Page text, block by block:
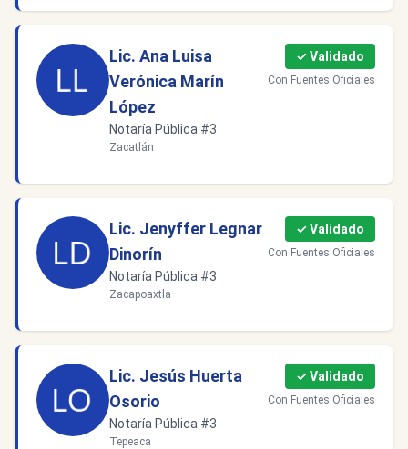
Lic. Ana Luisa
Verónica Marín
López
Notaría Pública #3
Zacatlán
✓ Validado
Con Fuentes Oficiales
Lic. Jenyffer Legnar
Dinorín
Notaría Pública #3
Zacapoaxtla
✓ Validado
Con Fuentes Oficiales
Lic. Jesús Huerta
Osorio
Notaría Pública #3
Tepeaca
✓ Validado
Con Fuentes Oficiales